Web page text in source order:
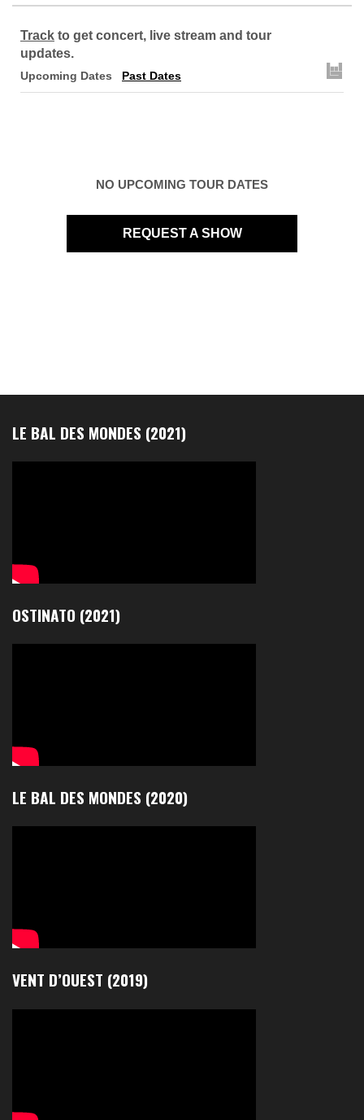
Track to get concert, live stream and tour
updates.
Upcoming Dates Past Dates
NO UPCOMING TOUR DATES
REQUEST A SHOW
LE BAL DES MONDES (2021)
OSTINATO (2021)
LE BAL DES MONDES (2020)
VENT D’OUEST (2019)